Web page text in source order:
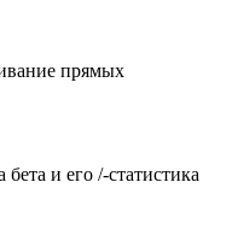
прямых
и его /-статистика